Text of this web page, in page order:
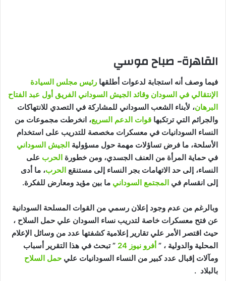
القاهرة- صباح موسي
فيما وصف أنه استجابة لدعوات أطلقها رئيس مجلس السيادة
الإنتقالي في السودان وقائد الجيش السوداني الفريق أول عبد الفتاح
البرهان، لأبناء الشعب السوداني للمشاركة في التصدي للانتهاكات
والجرائم التي ترتكبها قوات الدعم السريع، انخرطت مجموعات من
النساء السودانيات في معسكرات مخصصة للتدريب على استخدام
الأسلحة، ما فرض تساؤلات مهمة حول مسؤولية الجيش السوداني
في حماية المرأة من العنف الجسدي، ومن خطورة الحرب على
النساء، إلى حد الاتهامات بجر النساء إلى مستنقع الحرب، ما أدى
إلى انقسام في المجتمع السوداني ما بين مؤيد ومعارض للفكرة.
وبالرغم من عدم وجود إعلان رسمي من القوات المسلحة السودانية
عن فتح معسكرات خاصة لتدريب نساء السودان علي حمل السلاح ،
حيث اقتصر الأمر علي تقارير إعلامية كشفتها عدد من وسائل الإعلام
المحلية والدولية ، ” أفرو نيوز 24
” تبحث في هذا التقرير أسباب
ومآلات إقبال عدد كبير من النساء السودانيات علي حمل السلاح
بالبلاد .